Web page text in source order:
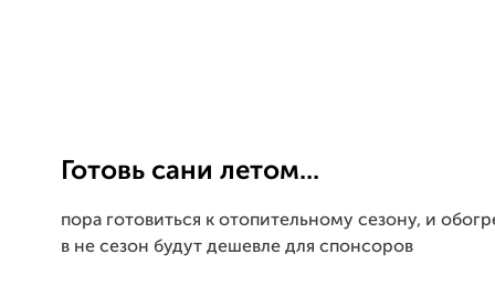
Готовь сани летом...
пора готовиться к отопительному сезону, и
в не сезон будут дешевле для спонсоров